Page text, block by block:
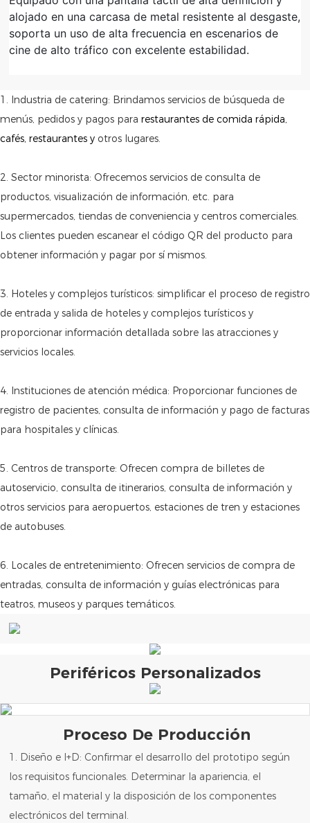
alojado en una carcasa de metal resistente al desgaste,
soporta un uso de alta frecuencia en escenarios de
cine de alto tráfico con excelente estabilidad.
1. Industria de catering: Brindamos servicios de búsqueda de
menús, pedidos y pagos para restaurantes de comida rápida,
cafés, restaurantes y otros lugares.
2. Sector minorista: Ofrecemos servicios de consulta de
productos, visualización de información, etc. para
supermercados, tiendas de conveniencia y centros comerciales.
Los clientes pueden escanear el código QR del producto para
obtener información y pagar por sí mismos.
3. Hoteles y complejos turísticos: simplificar el proceso de registro
de entrada y salida de hoteles y complejos turísticos y
proporcionar información detallada sobre las atracciones y
servicios locales.
4. Instituciones de atención médica: Proporcionar funciones de
registro de pacientes, consulta de información y pago de facturas
para hospitales y clínicas.
5. Centros de transporte: Ofrecen compra de billetes de
autoservicio, consulta de itinerarios, consulta de información y
otros servicios para aeropuertos, estaciones de tren y estaciones
de autobuses.
6. Locales de entretenimiento: Ofrecen servicios de compra de
entradas, consulta de información y guías electrónicas para
teatros, museos y parques temáticos.
Periféricos Personalizados
Proceso De Producción
1. Diseño e I+D: Confirmar el desarrollo del prototipo según
los requisitos funcionales. Determinar la apariencia, el
tamaño, el material y la disposición de los componentes
electrónicos del terminal.